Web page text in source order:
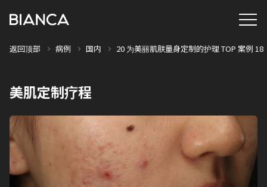
返回顶部 病例 国内 20 为美丽肌肤量身定制的护理 TOP 案例 18
美肌定制疗程